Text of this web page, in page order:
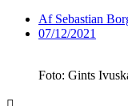
AfSebastian
07/12/2021
Foto: Gints